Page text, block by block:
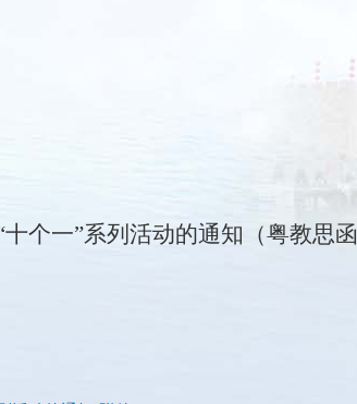
个一”系列活动的通知（粤教思函